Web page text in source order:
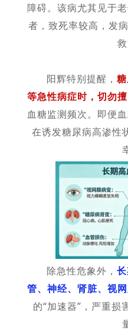
障碍。该病尤其见于
者，致死率较高，发
救
阳辉特别提醒，
等急性病症时，切勿
血糖监测频次。即便
在诱发糖尿病高渗性
除急性危象外，
管、神经、肾脏、视
的“加速器”，严重损